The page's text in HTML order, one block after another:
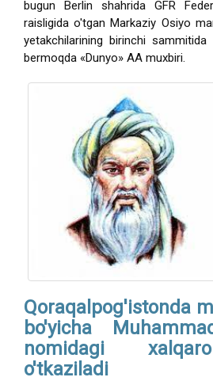
bugun Berlin shahrida GFR
raisligida o'tgan Markaziy Osiyo
yetakchilarining birinchi
bermoqda «Dunyo» AA muxbiri.
Qoraqalpog'istonda
bo'yicha
nomidagi
o'tkaziladi